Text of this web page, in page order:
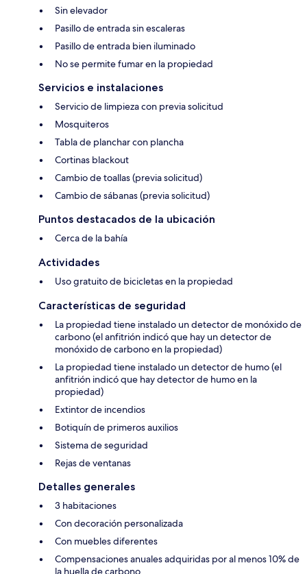
Sin elevador
Pasillo de entrada sin escaleras
Pasillo de entrada bien iluminado
No se permite fumar en la propiedad
Servicios e instalaciones
Servicio de limpieza con previa solicitud
Mosquiteros
Tabla de planchar con plancha
Cortinas blackout
Cambio de toallas (previa solicitud)
Cambio de sábanas (previa solicitud)
Puntos destacados de la ubicación
Cerca de la bahía
Actividades
Uso gratuito de bicicletas en la propiedad
Características de seguridad
La propiedad tiene instalado un detector de monóxido de
carbono (el anfitrión indicó que hay un detector de
monóxido de carbono en la propiedad)
La propiedad tiene instalado un detector de humo (el
anfitrión indicó que hay detector de humo en la
propiedad)
Extintor de incendios
Botiquín de primeros auxilios
Sistema de seguridad
Rejas de ventanas
Detalles generales
3 habitaciones
Con decoración personalizada
Con muebles diferentes
Compensaciones anuales adquiridas por al menos 10% de
la huella de carbono